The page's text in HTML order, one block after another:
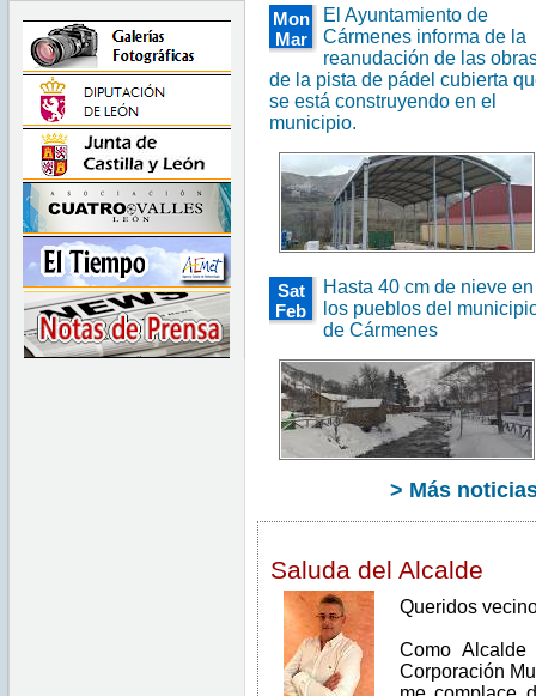
Mon
Mar
00:00:00
CET
2026
Mar
09
00:00:00
CET
2026
El Ayuntamiento de
Cármenes informa de la
reanudación de las
de la pista de pádel cubierta
se está construyendo en el
municipio.
Sat
Feb
CET
2026
Sat
Feb
00:00:00
Hasta 40 cm de nieve en
los pueblos del
de Cármenes
> Más
Saluda del Alcalde
Queridos
Como
Corporación